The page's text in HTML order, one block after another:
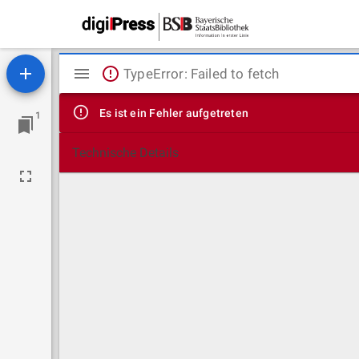
1
Mirador
Viewer
TypeError: Failed to fetch
Es ist ein Fehler aufgetreten
Technische Details